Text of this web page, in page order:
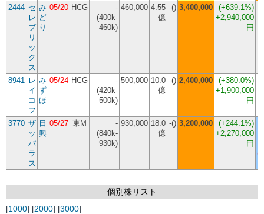
2444 セ
レ
ブ
リ
ッ
ク
ス
み
ど
り
05/20 HCG
-
(400k-
460k)
460,000 4.55
億
-() 3,400,000 (+639.1%)
+2,940,000
円
8941 レ
イ
コ
フ
み
ず
ほ
05/24 HCG
-
(420k-
500k)
500,000 10.0
億
-() 2,400,000 (+380.0%)
+1,900,000
円
3770 ザ
ッ
パ
ラ
ス
日
興
05/27 東M
-
(840k-
930k)
930,000 18.0
億
-() 3,200,000 (+244.1%)
+2,270,000
円
(-
個別株リスト
[1000] [2000] [3000]